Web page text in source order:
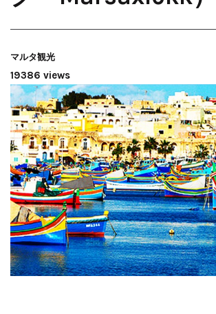
マルタ観光
19386 views